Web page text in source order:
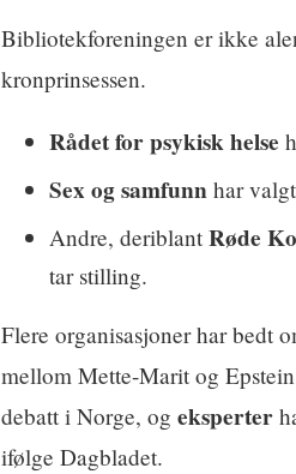
Bibliotekforeningen er ikke
kronprinsessen.
Rådet for psykisk helse
Sex og samfunn har
Andre, deriblant Røde
tar stilling.
Flere organisasjoner har bedt
mellom Mette-Marit og
debatt i Norge, og eksperter
ifølge Dagbladet.